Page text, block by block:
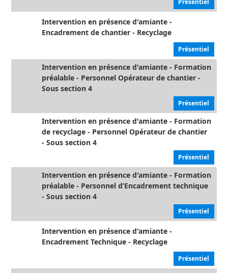
Présentiel
Intervention en présence d'amiante -
Encadrement de chantier - Recyclage
Présentiel
Intervention en présence d'amiante - Formation
préalable - Personnel Opérateur de chantier -
Sous section 4
Présentiel
Intervention en présence d'amiante - Formation
de recyclage - Personnel Opérateur de chantier
- Sous section 4
Présentiel
Intervention en présence d'amiante - Formation
préalable - Personnel d’Encadrement technique
- Sous section 4
Présentiel
Intervention en présence d'amiante -
Encadrement Technique - Recyclage
Présentiel